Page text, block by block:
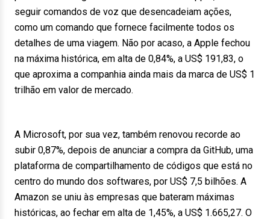
seguir comandos de voz que desencadeiam ações,
como um comando que fornece facilmente todos os
detalhes de uma viagem. Não por acaso, a Apple fechou
na máxima histórica, em alta de 0,84%, a US$ 191,83, o
que aproxima a companhia ainda mais da marca de US$ 1
trilhão em valor de mercado.
A Microsoft, por sua vez, também renovou recorde ao
subir 0,87%, depois de anunciar a compra da GitHub, uma
plataforma de compartilhamento de códigos que está no
centro do mundo dos softwares, por US$ 7,5 bilhões. A
Amazon se uniu às empresas que bateram máximas
históricas, ao fechar em alta de 1,45%, a US$ 1.665,27. O